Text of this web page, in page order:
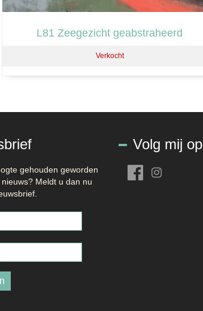
L81 Zeegezicht geabstraheerd
Verkocht
gehouden geworden
Meldt u dan nu
Volg mij op